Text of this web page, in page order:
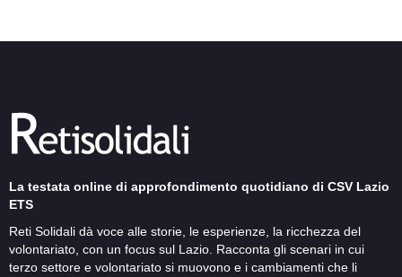
La testata online di approfondimento quotidiano di CSV Lazio
ETS
Reti Solidali dà voce alle storie, le esperienze, la ricchezza del
volontariato, con un focus sul Lazio. Racconta gli scenari in cui
terzo settore e volontariato si muovono e i cambiamenti che li